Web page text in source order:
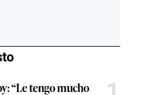
“Le tengo mucho